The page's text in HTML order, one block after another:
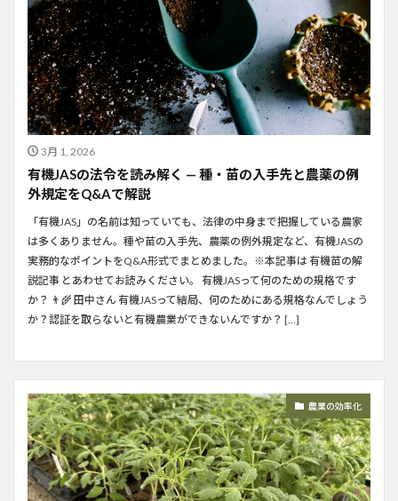
3月 1, 2026
有機JASの法令を読み解く — 種・苗の入手先と農薬の例
外規定をQ&Aで解説
「有機JAS」の名前は知っていても、法律の中身まで把握している農家
は多くありません。種や苗の入手先、農薬の例外規定など、有機JASの
実務的なポイントをQ&A形式でまとめました。※本記事は 有機苗の解
説記事 とあわせてお読みください。 有機JASって何のための規格です
か？ 👨‍🌾 田中さん 有機JASって結局、何のためにある規格なんでしょう
か？認証を取らないと有機農業ができないんですか？ […]
農業の効率化